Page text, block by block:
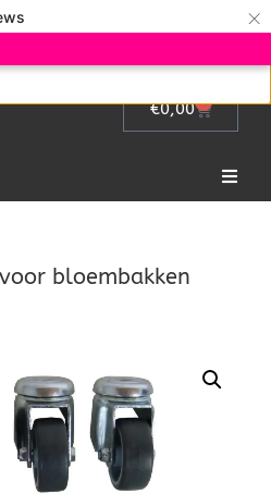
×
€0,00 0
bloembakken
van 1
met 22